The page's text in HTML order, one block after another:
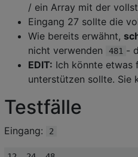
/ ein Array mit der
Eingang 27 sollte die
Wie bereits erwähnt,
nicht verwenden
481 -
EDIT: Ich könnte etwas
unterstützen sollte. Sie
Testfälle
Eingang: 2